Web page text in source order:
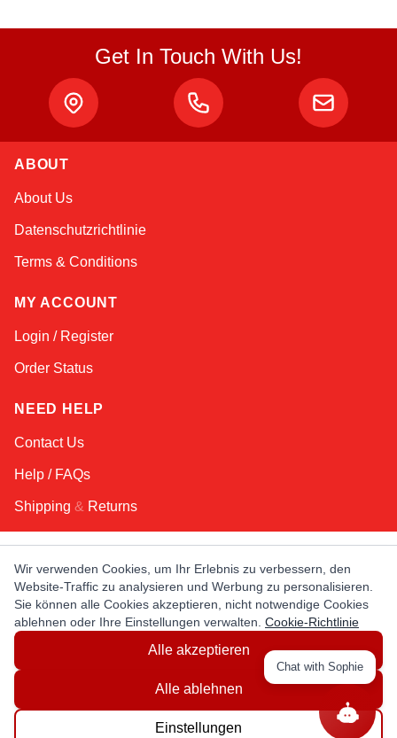
Get In Touch With Us!
ABOUT
About Us
Datenschutzrichtlinie
Terms & Conditions
MY ACCOUNT
Login / Register
Order Status
NEED HELP
Contact Us
Help / FAQs
Shipping & Returns
KEEP IN TOUCH!
E-Mail-Adresse
CANADA
LATIN AMERICA USA
© Copyright EuropaSatellite.com. All Rights Reserved.
Wir verwenden Cookies, um Ihr Erlebnis zu verbessern, den
Website-Traffic zu analysieren und Werbung zu personalisieren.
Sie können alle Cookies akzeptieren, nicht notwendige Cookies
ablehnen oder Ihre Einstellungen verwalten. Cookie-Richtlinie
Alle akzeptieren
Alle ablehnen
Einstellungen
Chat with Sophie